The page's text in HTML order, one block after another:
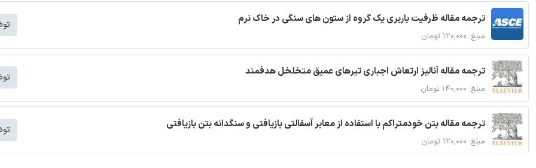
ترجمه مقاله ظرفیت باربری یک گروه از ستون های سنگی در خاک نرم
مبلغ: ۱۲۰,۰۰۰ تومان
ترجمه مقاله آنالیز ارتعاش اجباری تیرهای عمیق متخلخل هدفمند
مبلغ: ۱۴۰,۰۰۰ تومان
ترجمه مقاله بتن خودمتراکم با استفاده از معابر آسفالتی بازیافتی و سنگدانه بتن بازیافتی
مبلغ: ۱۲۰,۰۰۰ تومان